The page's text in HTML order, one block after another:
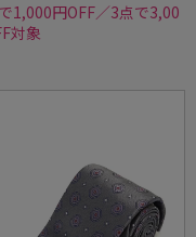
1,000円OFF／3点で3,00
対象